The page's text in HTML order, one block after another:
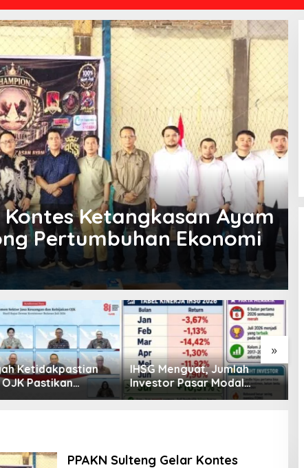
Kontes Ketangkasan Ayam
Pertumbuhan Ekonomi
»
Jumlah
Pasar Modal
Pembiayaan Tumbuh
Positif, Ini Kondisi Terkini
Sektor PVML hingga Juni
PPAKN Sulteng Gelar Kontes